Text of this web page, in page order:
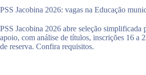
PSS Jacobina 2026: vagas na Educação
PSS Jacobina 2026 abre seleção simplificada
apoio, com análise de títulos, inscrições 16 a
de reserva. Confira requisitos.